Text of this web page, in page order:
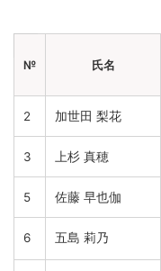
№ 氏名
2 加世田 梨花
3 上杉 真穂
5 佐藤 早也伽
6 五島 莉乃